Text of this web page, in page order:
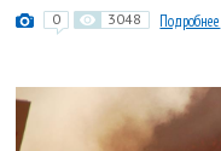
0 3048 Подробнее